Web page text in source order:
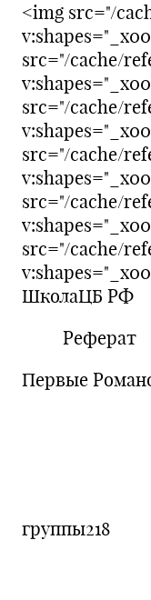
<img src="/
src="/cache/
src="/cache/
src="/cache/
src="/cache/
src="/cache/
ШколаЦБ РФ
Реферат
Первые